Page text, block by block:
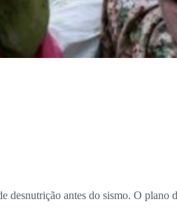
antes do sismo. O